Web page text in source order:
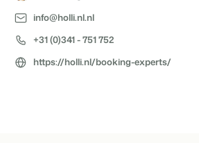
info@holli.nl.nl
+31 (0)341 - 751 752
https://holli.nl/booking-experts/